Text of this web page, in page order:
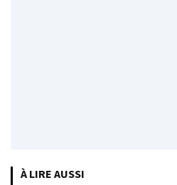
À LIRE AUSSI